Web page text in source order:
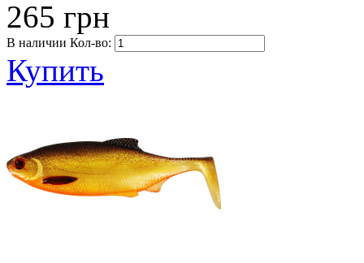
265 грн
В наличии Кол-во:
Купить